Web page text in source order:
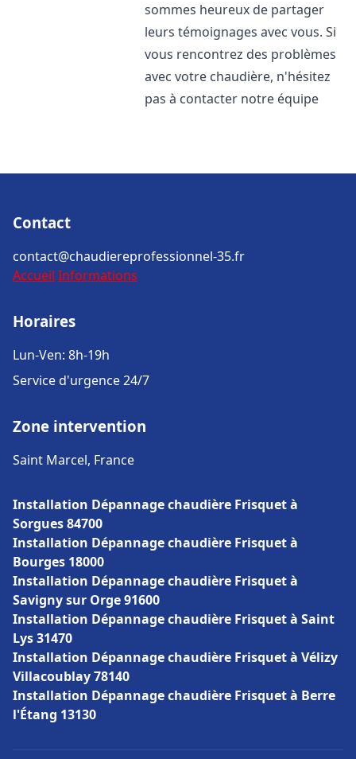
sommes heureux de partager
leurs témoignages avec vous. Si
vous rencontrez des problèmes
avec votre chaudière, n'hésitez
pas à contacter notre équipe
Contact
contact@chaudiereprofessionnel-35.fr
Accueil Informations
Horaires
Lun-Ven: 8h-19h
Service d'urgence 24/7
Zone intervention
Saint Marcel, France
Installation Dépannage chaudière Frisquet à
Sorgues 84700
Installation Dépannage chaudière Frisquet à
Bourges 18000
Installation Dépannage chaudière Frisquet à
Savigny sur Orge 91600
Installation Dépannage chaudière Frisquet à Saint
Lys 31470
Installation Dépannage chaudière Frisquet à Vélizy
Villacoublay 78140
Installation Dépannage chaudière Frisquet à Berre
l'Étang 13130